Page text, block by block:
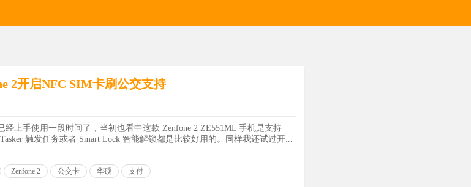
2开启NFC SIM卡刷公交支持
经上手使用一段时间了，当初也看中这款 Zenfone 2 ZE551ML 手机是支持
触发任务或者 Smart Lock 智能解锁都是比较好用的。同样我还试过开...
Zenfone 2 公交卡 华硕 支付